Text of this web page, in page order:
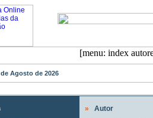
Agosto de 2026
»
Autor